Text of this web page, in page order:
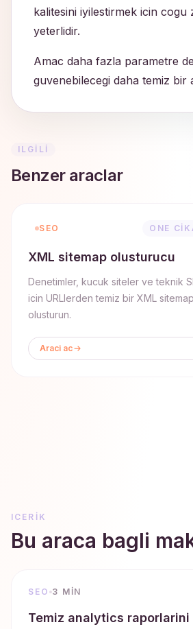
kalitesini iyilestirmek icin cogu
yeterlidir.
Amac daha fazla parametre
guvenebilecegi daha temiz bir
ILGILI
Benzer araclar
SEO ONE
XML sitemap olusturucu
Denetimler, kucuk siteler ve teknik
icin URLlerden temiz bir XML sitemap
olusturun.
Araci ac
ICERIK
Bu araca bagli
SEO 3 MIN
Temiz analytics